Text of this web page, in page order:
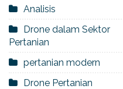
Analisis
Drone dalam Sektor
Pertanian
pertanian modern
Drone Pertanian